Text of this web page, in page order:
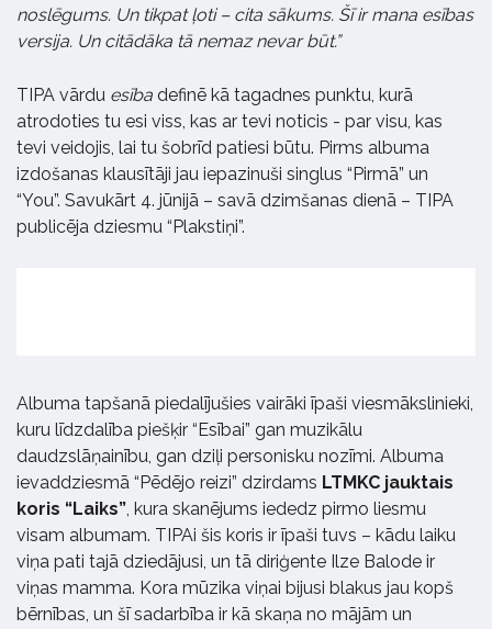
noslēgums. Un tikpat ļoti – cita sākums. Šī ir mana esības
versija. Un citādāka tā nemaz nevar būt.”
TIPA vārdu esība definē kā tagadnes punktu, kurā
atrodoties tu esi viss, kas ar tevi noticis - par visu, kas
tevi veidojis, lai tu šobrīd patiesi būtu. Pirms albuma
izdošanas klausītāji jau iepazinuši singlus “Pirmā” un
“You”. Savukārt 4. jūnijā – savā dzimšanas dienā – TIPA
publicēja dziesmu “Plakstiņi”.
Albuma tapšanā piedalījušies vairāki īpaši viesmākslinieki,
kuru līdzdalība piešķir “Esībai” gan muzikālu
daudzslāņainību, gan dziļi personisku nozīmi. Albuma
ievaddziesmā “Pēdējo reizi” dzirdams LTMKC jauktais
koris “Laiks”, kura skanējums iededz pirmo liesmu
visam albumam. TIPAi šis koris ir īpaši tuvs – kādu laiku
viņa pati tajā dziedājusi, un tā diriģente Ilze Balode ir
viņas mamma. Kora mūzika viņai bijusi blakus jau kopš
bērnības, un šī sadarbība ir kā skaņa no mājām un